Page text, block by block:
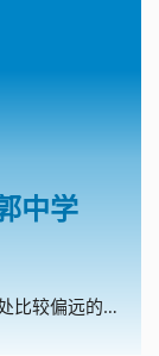
中学
莱州市梁郭中学始建于1973年，是一所地处比较偏远的农村学校。现有教职工50人，10个教学班。学校是烟台市规范化学校，烟台市电化教育示范校，莱州市安全文明校园，先后多次获得“莱州市教书育人先进单位”、“莱州市教学工作先进单位”、“莱州市德育工作先进单位”、“莱州市师德建设工作先进单位”等荣誉称号。 多年来，学校始终倡树的校风，的教风和的学风，以办人民满意的教育为宗旨，始终坚持德育为首，质量中心，重视教师队伍建设，促进教师专业成长，向科研要质量，向教改要成绩，积极探索农村学校特色办学之路，努力提高办学水平和效益。